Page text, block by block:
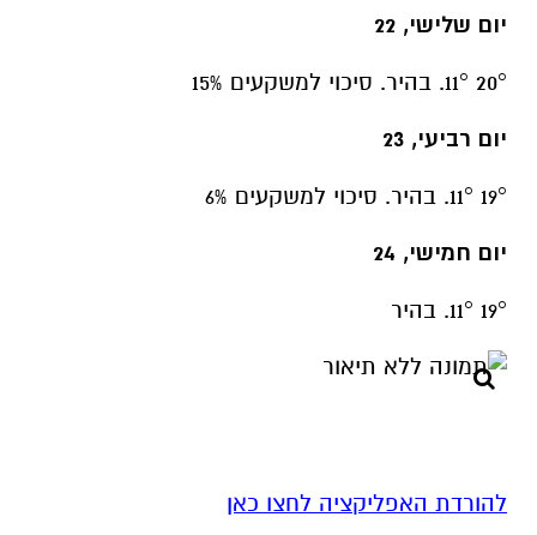
יום שלישי, 22
20° 11°. בהיר. סיכוי למשקעים 15%
יום רביעי, 23
19° 11°. בהיר. סיכוי למשקעים 6%
יום חמישי, 24
19° 11°. בהיר
להורדת האפליקציה לחצו כאן